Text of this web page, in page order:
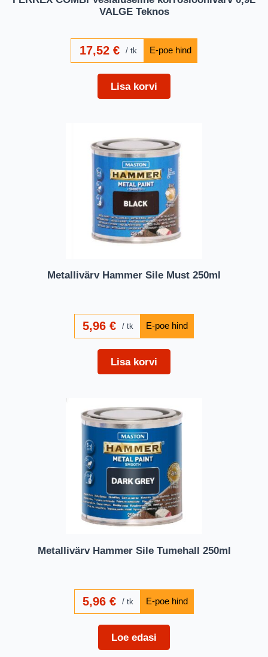
VALGE Teknos
17,52 € tk
Lisa korvi
Metallivärv Hammer Sile Must 250ml
5,96€ tk
Lisa korvi
Metallivärv Hammer Sile Tumehall 250ml
5,96€ tk
Loe edasi